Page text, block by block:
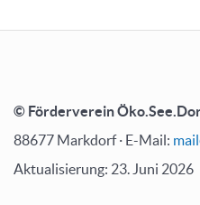
© Förderverein
88677 Markdorf · E-Mail:
Aktualisierung: 23. Juni 2026